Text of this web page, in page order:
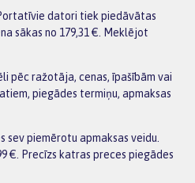
datori tiek piedāvātas
sākas no 179,31 €. Meklējot
pēc ražotāja, cenas, īpašībām vai
piegādes termiņu, apmaksas
sev piemērotu apmaksas veidu.
€. Precīzs katras preces piegādes